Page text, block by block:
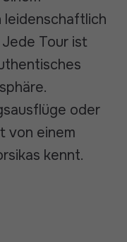
leidenschaftlich
Tour ist
oder
von einem
kennt.